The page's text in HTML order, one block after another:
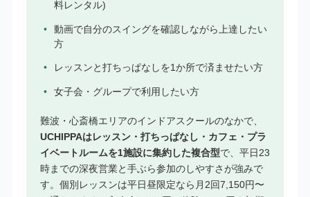
料レンタル)
動画で自分のスイングを確認しながら上達したい
方
レッスンと打ちっぱなしを1か所で済ませたい方
女子会・グループで利用したい方
難波・心斎橋エリアのインドアスクールのなかで、
UCHIPPAはレッスン・打ちっぱなし・カフェ・プラ
イベートルームを1施設に集約した複合型で、平日23
時までの深夜営業と手ぶら参加のしやすさが強みで
す。個別レッスンは平日昼限定なら月2回7,150円〜